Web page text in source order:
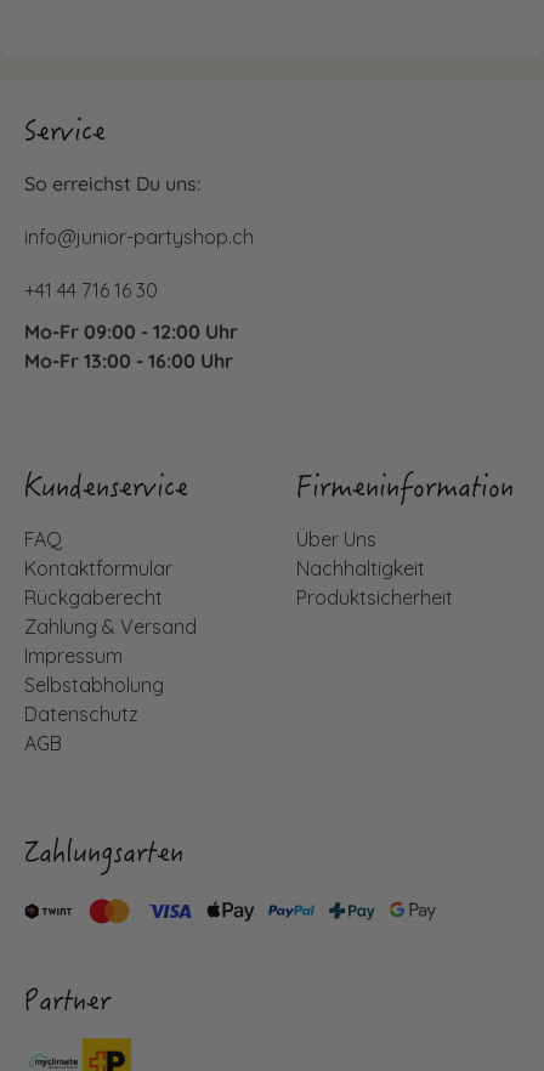
Service
So erreichst Du uns:
info@junior-partyshop.ch
+41 44 716 16 30
Mo-Fr 09:00 - 12:00 Uhr
Mo-Fr 13:00 - 16:00 Uhr
Kundenservice
FAQ
Kontaktformular
Rückgaberecht
Zahlung & Versand
Impressum
Selbstabholung
Datenschutz
AGB
Firmeninformation
Über Uns
Nachhaltigkeit
Produktsicherheit
Zahlungsarten
Partner